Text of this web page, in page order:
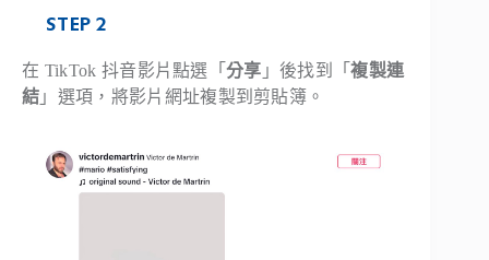
STEP 2
在 TikTok 抖音影片點選「分享 」後找到「複製連
結 」選項，將影片網址複製到剪貼簿。